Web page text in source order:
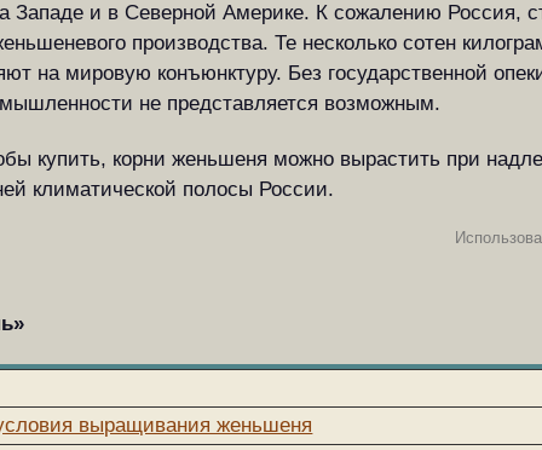
Западе и в Северной Америке. К сожалению Россия,
производства. Те несколько сотен
на мировую конъюнктуру. Без государственной
не представляется возможным.
купить, корни женьшеня можно вырастить при
климатической полосы России.
выращивания женьшеня